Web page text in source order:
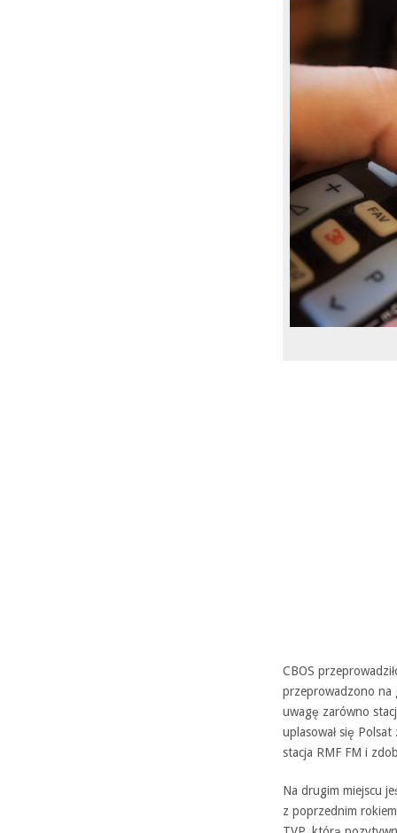
CBOS
przeprowadzono na
uwagę zarówno
uplasował się
stacja RMF FM i
Na drugim miejscu
z poprzednim